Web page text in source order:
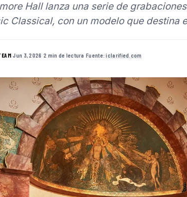
Hall lanza una serie de
Classical, con un modelo que destina
·Jun 3, 2026 ·2 min de lectura ·Fuente:iclarified.com